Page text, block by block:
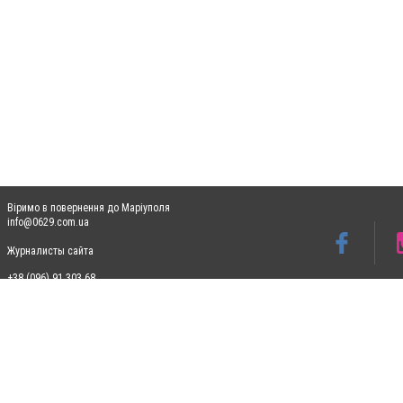
Віримо в повернення до Маріуполя
info@0629.com.ua
Журналисты сайта
+38 (096) 91 303 68